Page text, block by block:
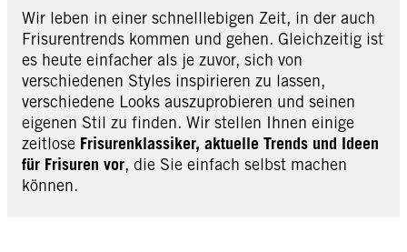
Wir leben in einer schnelllebigen Zeit, in der auch
Frisurentrends kommen und gehen. Gleichzeitig ist
es heute einfacher als je zuvor, sich von
verschiedenen Styles inspirieren zu lassen,
verschiedene Looks auszuprobieren und seinen
eigenen Stil zu finden. Wir stellen Ihnen einige
zeitlose Frisurenklassiker, aktuelle Trends und Ideen
für Frisuren vor, die Sie einfach selbst machen
können.